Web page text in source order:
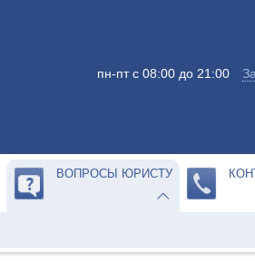
пн-пт с 08:00 до 21:00
ВОПРОСЫ ЮРИСТУ